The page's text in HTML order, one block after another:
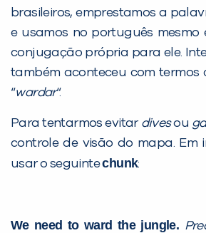
brasileiros, emprestamos a
e usamos no português mesmo
conjugação própria para ele.
também aconteceu com termos
“wardar“.
Para tentarmos evitar divesou
controle de visão do mapa. Em
usar o seguintechunk:
We need to ward the jungle.